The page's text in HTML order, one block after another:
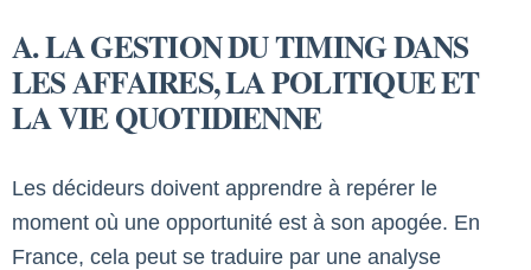
A. LA GESTION DU TIMING DANS
LES AFFAIRES, LA POLITIQUE ET
LA VIE QUOTIDIENNE
Les décideurs doivent apprendre à repérer le
moment où une opportunité est à son apogée. En
France, cela peut se traduire par une analyse